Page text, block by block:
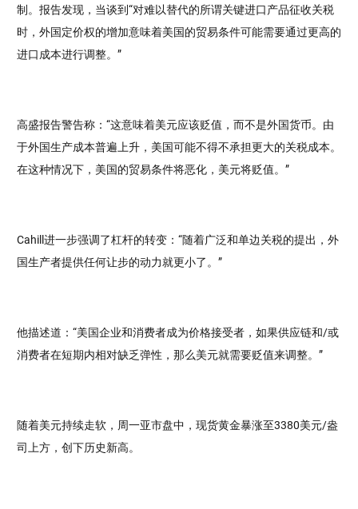
制。报告发现，当谈到“对难以替代的所谓关键进口产品征收关税
时，外国定价权的增加意味着美国的贸易条件可能需要通过更高的
进口成本进行调整。”
高盛报告警告称：“这意味着美元应该贬值，而不是外国货币。由
于外国生产成本普遍上升，美国可能不得不承担更大的关税成本。
在这种情况下，美国的贸易条件将恶化，美元将贬值。”
Cahill进一步强调了杠杆的转变：“随着广泛和单边关税的提出，外
国生产者提供任何让步的动力就更小了。”
他描述道：“美国企业和消费者成为价格接受者，如果供应链和/或
消费者在短期内相对缺乏弹性，那么美元就需要贬值来调整。”
随着美元持续走软，周一亚市盘中，现货黄金暴涨至3380美元/盎
司上方，创下历史新高。